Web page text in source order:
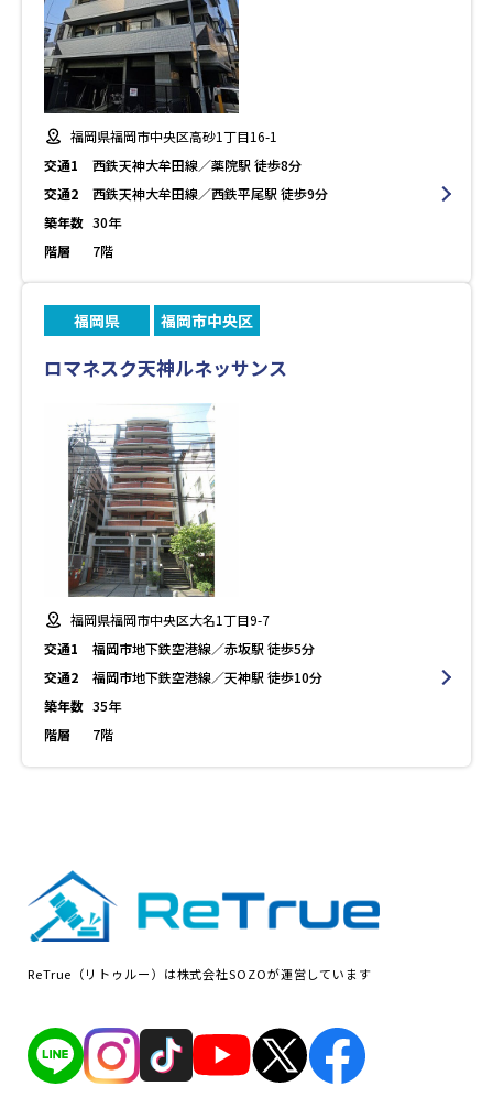
福岡県福岡市中央区高砂1丁目16-1
交通1
西鉄天神大牟田線／薬院駅 徒歩8分
交通2
西鉄天神大牟田線／西鉄平尾駅 徒歩9分
築年数 30年
階層
7階
福岡県 福岡市中央区
ロマネスク天神ルネッサンス
福岡県福岡市中央区大名1丁目9-7
交通1
福岡市地下鉄空港線／赤坂駅 徒歩5分
交通2
福岡市地下鉄空港線／天神駅 徒歩10分
築年数 35年
階層
7階
ReTrue（リトゥルー）は株式会社SOZOが運営しています